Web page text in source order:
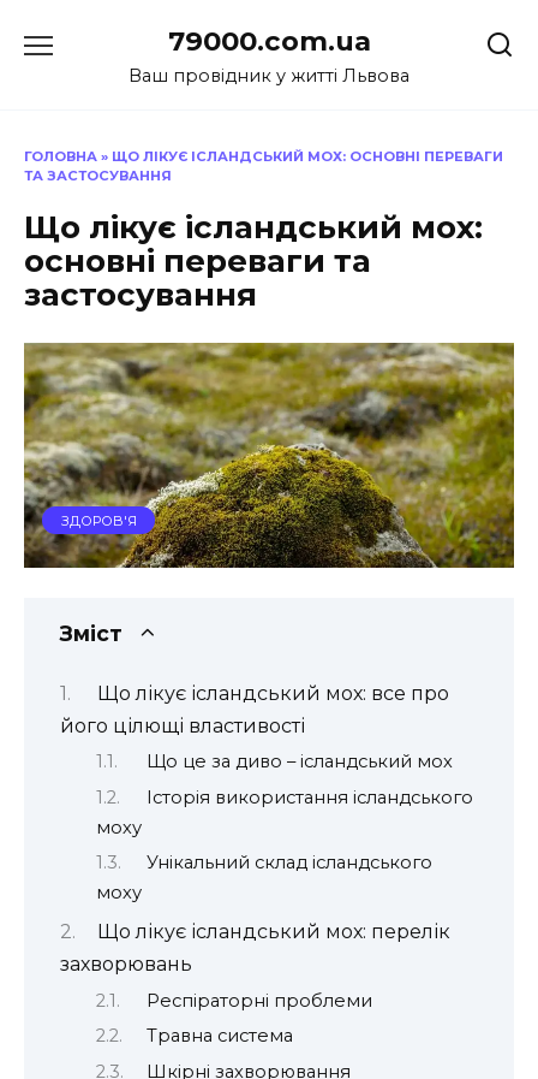
до
79000.com.ua
Ваш провідник у житті Львова
ГОЛОВНА » ЩО ЛІКУЄ ІСЛАНДСЬКИЙ МОХ: ОСНОВНІ ПЕРЕВАГИ
ТА ЗАСТОСУВАННЯ
Що лікує ісландський мох:
основні переваги та
застосування
ЗДОРОВ'Я
Зміст
Що лікує ісландський мох: все про
його цілющі властивості
Що це за диво – ісландський мох
Історія використання ісландського
моху
Унікальний склад ісландського
моху
Що лікує ісландський мох: перелік
захворювань
Респіраторні проблеми
Травна система
Шкірні захворювання